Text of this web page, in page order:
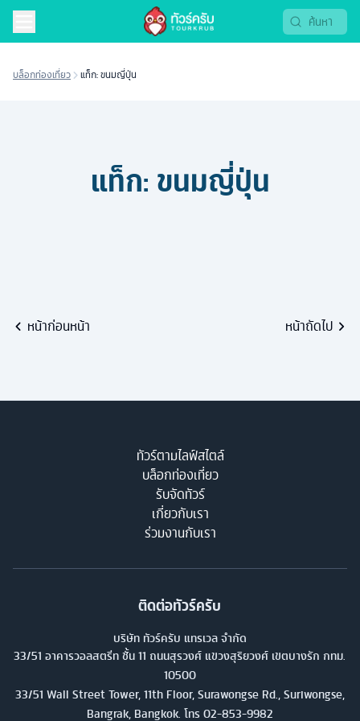
บล็อกท่องเที่ยว แท็ก: ขนมญี่ปุ่น
แท็ก: ขนมญี่ปุ่น
หน้าก่อนหน้า หน้าถัดไป
ทัวร์ตามไลฟ์สไตล์
บล็อกท่องเที่ยว
รับจัดทัวร์
เกี่ยวกับเรา
ร่วมงานกับเรา
ติดต่อทัวร์ครับ
บริษัท ทัวร์ครับ แทรเวล จำกัด
33/51 อาคารวอลสตรีท ชั้น 11 ถนนสุรวงศ์ แขวงสุริยวงศ์ เขตบางรัก กทม.
10500
33/51 Wall Street Tower, 11th Floor, Surawongse Rd., Suriwongse,
Bangrak, Bangkok. โทร 02-853-9982